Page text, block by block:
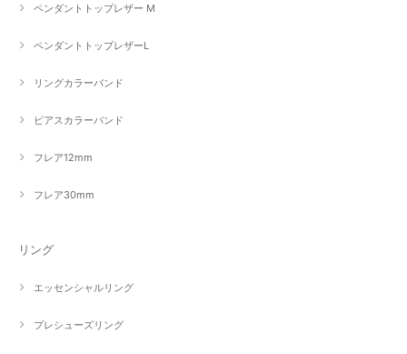
ペンダントトップレザー M
ペンダントトップレザーL
リングカラーバンド
ピアスカラーバンド
フレア12mm
フレア30mm
リング
エッセンシャルリング
プレシューズリング